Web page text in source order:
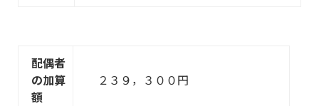
配偶者
の加算
額
２３９，３００円